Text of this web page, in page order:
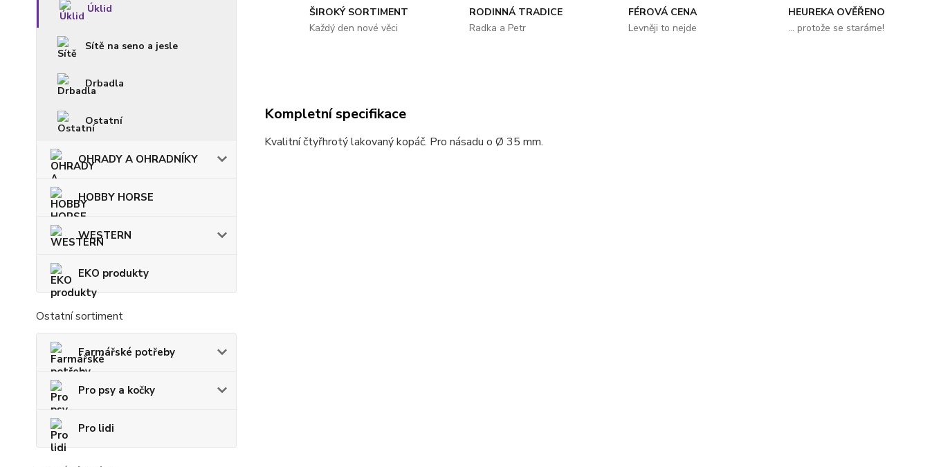
Úklid
Sítě na seno a jesle
Drbadla
Ostatní
OHRADY A OHRADNÍKY
HOBBY HORSE
WESTERN
EKO produkty
Ostatní sortiment
Farmářské potřeby
Pro psy a kočky
Pro lidi
ŠIROKÝ SORTIMENT
Každý den nové věci
RODINNÁ TRADICE
Radka a Petr
FÉROVÁ CENA
Levněji to nejde
HEUREKA OVĚŘENO
... protože se staráme!
Kompletní specifikace
Kvalitní čtyřhrotý lakovaný kopáč. Pro násadu o Ø 35 mm.